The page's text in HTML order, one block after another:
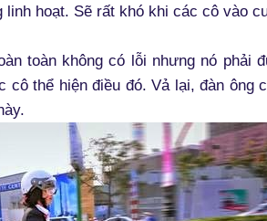
hoạt. Sẽ rất khó khi các cô vào
toàn không có lỗi nhưng nó phải
thể hiện điều đó. Vả lại, đàn ông